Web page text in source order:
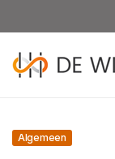
Algemeen